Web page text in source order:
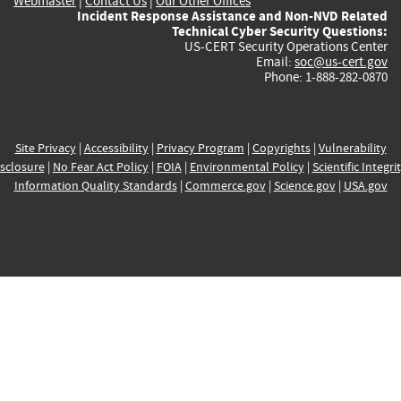
Incident Response Assistance and Non-NVD Related
Technical Cyber Security Questions:
US-CERT Security Operations Center
Email: soc@us-cert.gov
Phone: 1-888-282-0870
Site Privacy| Accessibility| Privacy Program | Copyrights| Vulnerability
| No Fear Act Policy| FOIA| Environmental Policy| Scientific
Information Quality Standards| Commerce.gov| Science.gov| USA.gov